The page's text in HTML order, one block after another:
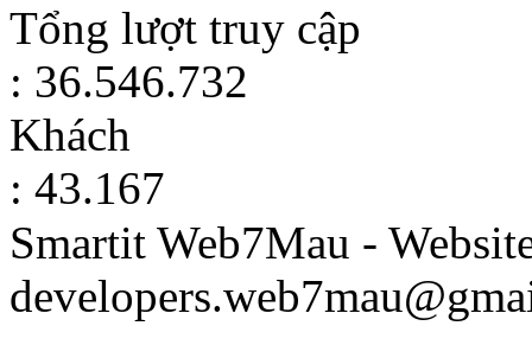
Tổng lượt truy cập
: 36.546.732
Khách
: 43.167
Smartit Web7Mau -